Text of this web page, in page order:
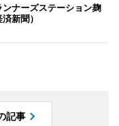
ナーズステーション麹
新聞）
記事